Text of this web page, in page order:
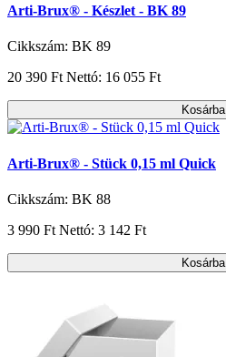
Arti-Brux® - Készlet - BK 89
Cikkszám: BK 89
20 390 Ft Nettó: 16 055 Ft
Kosárba
Arti-Brux® - Stück 0,15 ml Quick
Cikkszám: BK 88
3 990 Ft Nettó: 3 142 Ft
Kosárba